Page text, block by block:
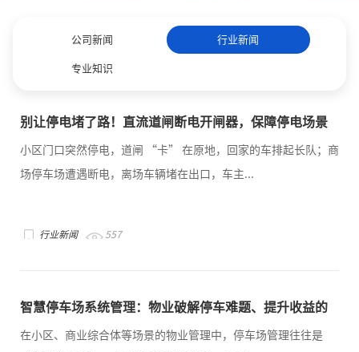
公司新闻 行业新闻
专业知识
别让停电堵了路！直流道闸断电开闸器，保障停电场景
小区门口突然停电，道闸 “卡” 在原地，回家的车排起长队；商
场停车场遭遇断电，离场车辆堵在出口，车主...
行业新闻 557
智慧停车场系统管理：物业破解停车难题、提升收益的
在小区、商业综合体等场景的物业管理中，停车场管理往往是